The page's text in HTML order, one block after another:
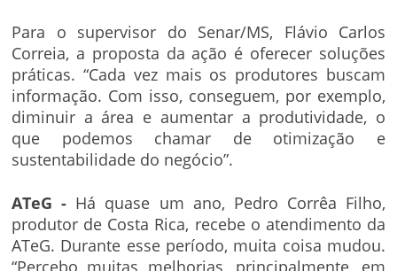
Para o supervisor do Senar/MS, Flávio Carlos
Correia, a proposta da ação é oferecer soluções
práticas. “Cada vez mais os produtores buscam
informação. Com isso, conseguem, por exemplo,
diminuir a área e aumentar a produtividade, o
que podemos chamar de otimização e
sustentabilidade do negócio”.
ATeG - Há quase um ano, Pedro Corrêa Filho,
produtor de Costa Rica, recebe o atendimento da
ATeG. Durante esse período, muita coisa mudou.
“Percebo muitas melhorias, principalmente, em